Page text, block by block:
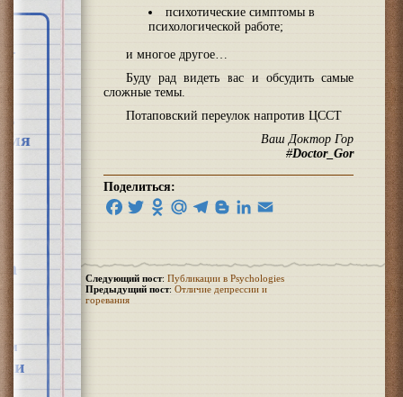
психотические симптомы в
психологической работе;
и многое другое…
Буду рад видеть вас и обсудить самые
сложные темы.
Потаповский переулок напротив ЦССТ
Ваш Доктор Гор
#Doctor_Gor
Поделиться:
Facebook
TwitterOdnoklassniki
Mail.RuTelegram
BloggerLinkedIn
Следующий пост: Публикации в Psychologies
Предыдущий пост: Отличие депрессии и
горевания